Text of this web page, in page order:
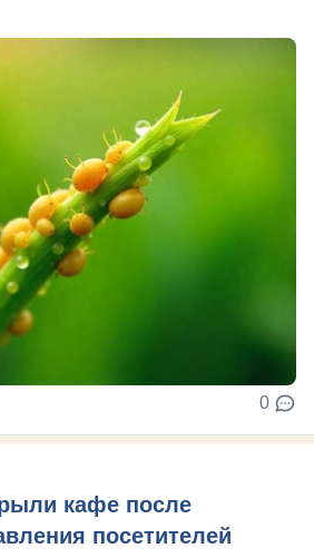
0
кафе после
посетителей